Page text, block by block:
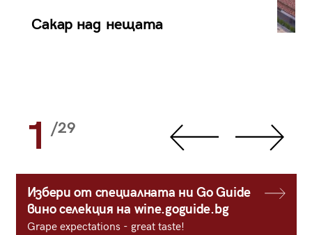
Сакар над нещата
1 /29
Избери от специалната ни Go Guide
вино селекция на wine.goguide.bg
Grape expectations - great taste!